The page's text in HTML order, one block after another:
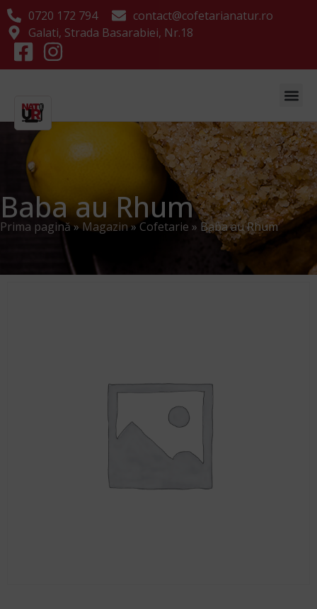
0720 172 794
contact@cofetarianatur.ro
Galati, Strada Basarabiei, Nr.18
Baba au Rhum
Prima pagină »Magazin » Cofetarie » Baba au Rhum